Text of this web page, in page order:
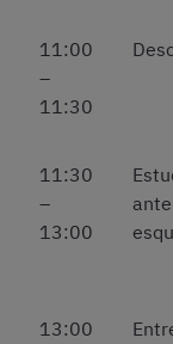
11:00
–
11:30
11:30
–
13:00
13:00